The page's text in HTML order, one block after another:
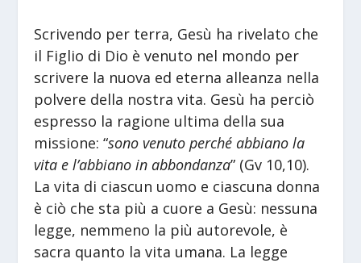
Scrivendo per terra, Gesù ha rivelato che
il Figlio di Dio è venuto nel mondo per
scrivere la nuova ed eterna alleanza nella
polvere della nostra vita. Gesù ha perciò
espresso la ragione ultima della sua
missione: “sono venuto perché abbiano la
vita e l’abbiano in abbondanza” (Gv 10,10).
La vita di ciascun uomo e ciascuna donna
è ciò che sta più a cuore a Gesù: nessuna
legge, nemmeno la più autorevole, è
sacra quanto la vita umana. La legge